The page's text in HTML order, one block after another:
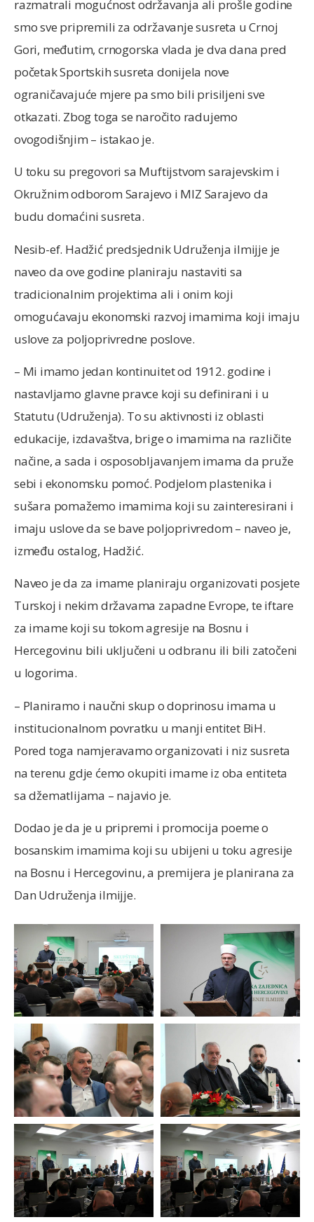
razmatrali mogućnost održavanja ali prošle godine
smo sve pripremili za održavanje susreta u Crnoj
Gori, međutim, crnogorska vlada je dva dana pred
početak Sportskih susreta donijela nove
ograničavajuće mjere pa smo bili prisiljeni sve
otkazati. Zbog toga se naročito radujemo
ovogodišnjim – istakao je.
U toku su pregovori sa Muftijstvom sarajevskim i
Okružnim odborom Sarajevo i MIZ Sarajevo da
budu domaćini susreta.
Nesib-ef. Hadžić predsjednik Udruženja ilmijje je
naveo da ove godine planiraju nastaviti sa
tradicionalnim projektima ali i onim koji
omogućavaju ekonomski razvoj imamima koji imaju
uslove za poljoprivredne poslove.
– Mi imamo jedan kontinuitet od 1912. godine i
nastavljamo glavne pravce koji su definirani i u
Statutu (Udruženja). To su aktivnosti iz oblasti
edukacije, izdavaštva, brige o imamima na različite
načine, a sada i osposobljavanjem imama da pruže
sebi i ekonomsku pomoć. Podjelom plastenika i
sušara pomažemo imamima koji su zainteresirani i
imaju uslove da se bave poljoprivredom – naveo je,
između ostalog, Hadžić.
Naveo je da za imame planiraju organizovati posjete
Turskoj i nekim državama zapadne Evrope, te iftare
za imame koji su tokom agresije na Bosnu i
Hercegovinu bili uključeni u odbranu ili bili zatočeni
u logorima.
– Planiramo i naučni skup o doprinosu imama u
institucionalnom povratku u manji entitet BiH.
Pored toga namjeravamo organizovati i niz susreta
na terenu gdje ćemo okupiti imame iz oba entiteta
sa džematlijama – najavio je.
Dodao je da je u pripremi i promocija poeme o
bosanskim imamima koji su ubijeni u toku agresije
na Bosnu i Hercegovinu, a premijera je planirana za
Dan Udruženja ilmijje.